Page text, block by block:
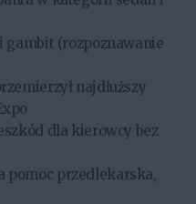
gambit (rozpoznawanie
najdłuższy
dla kierowcy bez
pomoc przedlekarska,